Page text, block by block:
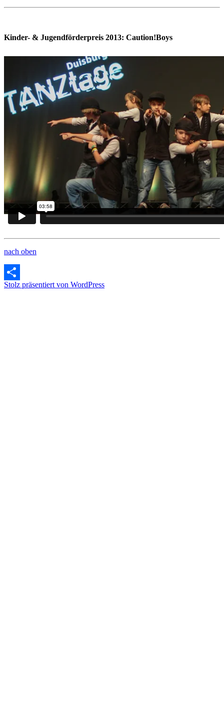
Kinder- & Jugendförderpreis 2013: Caution!Boys
nach oben
Teilen
Stolz präsentiert von WordPress